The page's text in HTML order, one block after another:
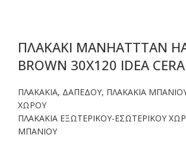
ΠΛΑΚΑΚΙ MANHATTTAN
BROWN 30X120 IDEA
ΠΛΑΚΑΚΙΑ, ΔΑΠΕΔΟΥ, ΠΛΑΚΑΚΙΑ
ΧΩΡΟΥ
ΠΛΑΚΑΚΙΑ ΕΞΩΤΕΡΙΚΟΥ-ΕΣΩΤΕΡΙΚΟΥ
ΜΠΑΝΙΟΥ